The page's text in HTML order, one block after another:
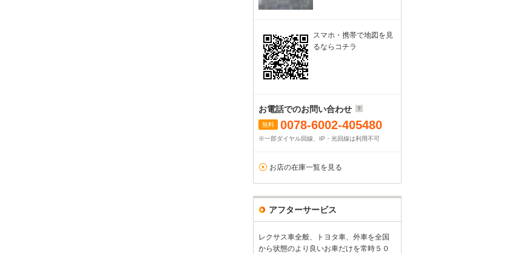
スマホ・携帯で地図を見
るならコチラ
お電話でのお問い合わせ
無料 0078-6002-405480
※一部ダイヤル回線、IP・光回線は利用不可
お店の在庫一覧を見る
アフターサービス
レクサス車全般、トヨタ車、外車を全国
から状態のより良いお車だけを常時５０